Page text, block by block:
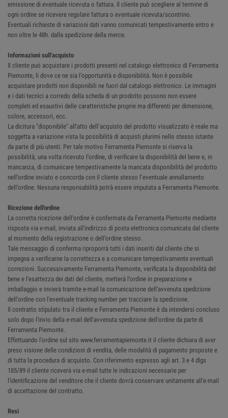
emissione di eventuale ricevuta o fattura. Il cliente può scegliere al termine di
ogni ordine se ricevere regolare fattura o eventuale ricevuta/scontrino.
Eventuali richieste di variazioni dati vanno comunicati tempestivamente entro e
non oltre le 48h. dalla spedizione della merce.
Informazioni sull'acquisto
Il cliente può acquistare i prodotti presenti nel catalogo elettronico di Ferramenta
Piemonte, li dove ce ne sia l’opportunità e disponibilità. Non è possibile
acquistare prodotti non disponibili ne fuori dal catalogo elettronico. Le immagini
e i dati tecnici a corredo della scheda di un prodotto possono non essere
completi ed esaustivi delle caratteristiche proprie ma differenti per dimensione,
colore, accessori, ecc.
La dicitura "disponibile" all'atto dell’acquisto del prodotto visualizzato è reale ma
soggetta a variazione vista la possibilità di acquisti plurimi nello stesso istante
da parte di più utenti. Per tale motivo Ferramenta Piemonte si riserva la
possibilità, una volta ricevuto l'ordine, di verificare la disponibilità del bene e, in
mancanza, di comunicare tempestivamente la mancata disponibilità del prodotto
nell'ordine inviato e concorda con il cliente stesso l’eventuale annullamento
dell’ordine. Nessuna responsabilità potrà essere imputata a Ferramenta Piemonte.
Ricezione dell'ordine
La corretta ricezione dell'ordine è confermata da Ferramenta Piemonte mediante
risposta via e-mail, inviata all'indirizzo di posta elettronica comunicata dal cliente
al momento della registrazione o dell’ordine stesso.
Tale messaggio di conferma riproporrà tutti i dati inseriti dal cliente che si
impegna a verificarne la correttezza e a comunicare tempestivamente eventuali
correzioni. Successivamente Ferramenta Piemonte, verificata la disponibilità del
bene e l'esattezza dei dati del cliente, metterà l’ordine in preparazione e
imballaggio e invierà tramite e-mail la comunicazione dell'avvenuta spedizione
dell'ordine con l'eventuale tracking number per tracciare la spedizione.
Il contratto stipulato tra il cliente e Ferramenta Piemonte è da intendersi concluso
solo dopo l'invio della e-mail dell'avvenuta spedizione dell'ordine da parte di
Ferramenta Piemonte.
Effettuando l'ordine sul sito www.ferramentapiemonte.it il cliente dichiara di aver
preso visione delle condizioni di vendita, delle modalità di pagamento proposte e
di tutta la procedura di acquisto. Con riferimento espresso agli art. 3 e 4 dlgs
185/89 il cliente riceverà via e-mail tutte le indicazioni necessarie per
l'identificazione del venditore che il cliente dovrà conservare unitamente all'e-mail
di accettazione del contratto.
Resi